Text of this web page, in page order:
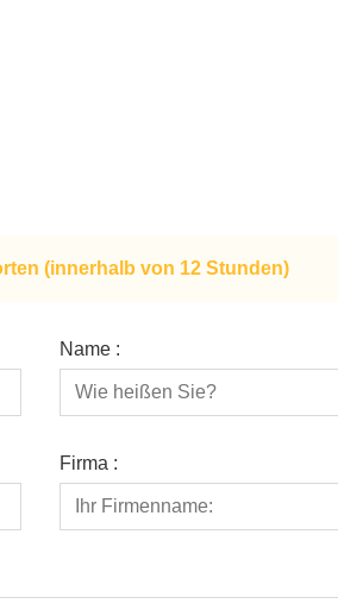
(innerhalb von 12 Stunden)
Name :
Firma :